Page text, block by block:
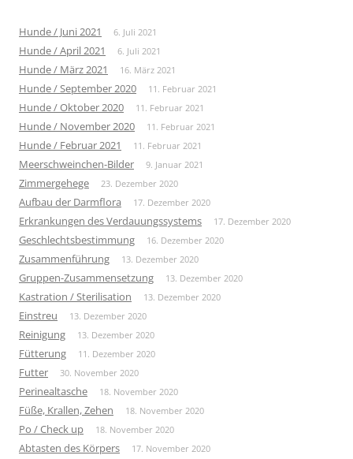
Hunde / Juni 2021 6. Juli 2021
Hunde / April 2021 6. Juli 2021
Hunde / März 2021 16. März 2021
Hunde / September 2020 11. Februar 2021
Hunde / Oktober 2020 11. Februar 2021
Hunde / November 2020 11. Februar 2021
Hunde / Februar 2021 11. Februar 2021
Meerschweinchen-Bilder 9. Januar 2021
Zimmergehege 23. Dezember 2020
Aufbau der Darmflora 17. Dezember 2020
Erkrankungen des Verdauungssystems 17. Dezember 2020
Geschlechtsbestimmung 16. Dezember 2020
Zusammenführung 13. Dezember 2020
Gruppen-Zusammensetzung 13. Dezember 2020
Kastration / Sterilisation 13. Dezember 2020
Einstreu 13. Dezember 2020
Reinigung 13. Dezember 2020
Fütterung 11. Dezember 2020
Futter 30. November 2020
Perinealtasche 18. November 2020
Füße, Krallen, Zehen 18. November 2020
Po / Check up 18. November 2020
Abtasten des Körpers 17. November 2020